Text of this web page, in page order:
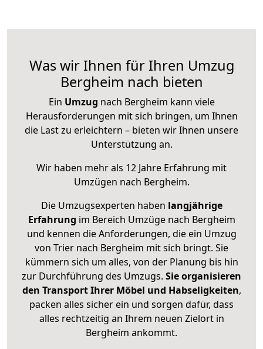
Was wir Ihnen für Ihren Umzug
Bergheim nach bieten
Ein Umzug nach Bergheim kann viele
Herausforderungen mit sich bringen, um Ihnen
die Last zu erleichtern – bieten wir Ihnen unsere
Unterstützung an.
Wir haben mehr als 12 Jahre Erfahrung mit
Umzügen nach Bergheim.
Die Umzugsexperten haben langjährige
Erfahrung im Bereich Umzüge nach Bergheim
und kennen die Anforderungen, die ein Umzug
von Trier nach Bergheim mit sich bringt. Sie
kümmern sich um alles, von der Planung bis hin
zur Durchführung des Umzugs. Sie organisieren
den Transport Ihrer Möbel und Habseligkeiten,
packen alles sicher ein und sorgen dafür, dass
alles rechtzeitig an Ihrem neuen Zielort in
Bergheim ankommt.